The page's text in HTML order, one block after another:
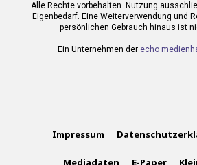
Alle Rechte vorbehalten. Nutzung
Eigenbedarf. Eine Weiterverwendung und
persönlichen Gebrauch hinaus ist
Ein Unternehmen der echo
Impressum
Mediadaten E-Paper